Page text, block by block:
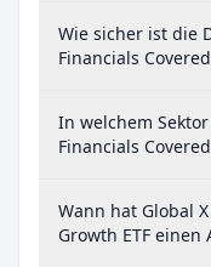
Wie sicher ist die
Financials
In welchem
Financials
Wann hat Global
Growth ETF